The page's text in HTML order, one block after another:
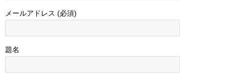
メールアドレス (必須)
題名